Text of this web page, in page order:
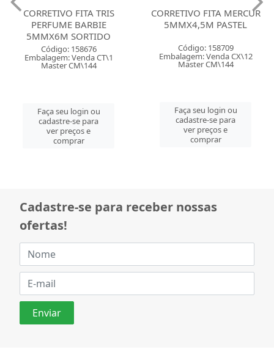
CORRETIVO FITA TRIS
PERFUME BARBIE
5MMX6M SORTIDO
Código: 158676
Embalagem: Venda CT\1
Master CM\144
Faça seu login ou
cadastre-se para
ver preços e
comprar
CORRETIVO FITA MERCUR
5MMX4,5M PASTEL
Código: 158709
Embalagem: Venda CX\12
Master CM\144
Faça seu login ou
cadastre-se para
ver preços e
comprar
Cadastre-se para receber nossas
ofertas!